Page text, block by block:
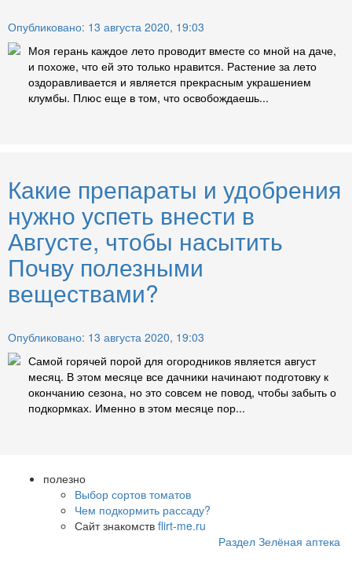
Опубликовано: 13 августа 2020, 19:03
Моя герань каждое лето проводит вместе со мной на даче,
и похоже, что ей это только нравится. Растение за лето
оздоравливается и является прекрасным украшением
клумбы. Плюс еще в том, что освобождаешь...
Какие препараты и удобрения
нужно успеть внести в
Августе, чтобы насытить
Почву полезными
веществами?
Опубликовано: 13 августа 2020, 19:03
Самой горячей порой для огородников является август
месяц. В этом месяце все дачники начинают подготовку к
окончанию сезона, но это совсем не повод, чтобы забыть о
подкормках. Именно в этом месяце пор...
полезно
Выбор сортов томатов
Чем подкормить рассаду?
Сайт знакомств flirt-me.ru
Раздел Зелёная аптека